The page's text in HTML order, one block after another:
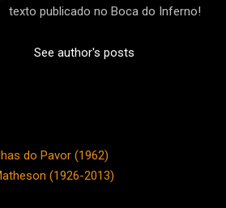
texto publicado no Boca do Inferno!
See author's posts
do Pavor (1962)
(1926-2013)